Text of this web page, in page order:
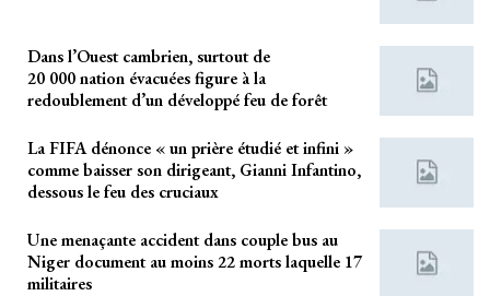
Dans l’Ouest cambrien, surtout de
20 000 nation évacuées figure à la
redoublement d’un développé feu de forêt
La FIFA dénonce « un prière étudié et infini »
comme baisser son dirigeant, Gianni Infantino,
dessous le feu des cruciaux
Une menaçante accident dans couple bus au
Niger document au moins 22 morts laquelle 17
militaires